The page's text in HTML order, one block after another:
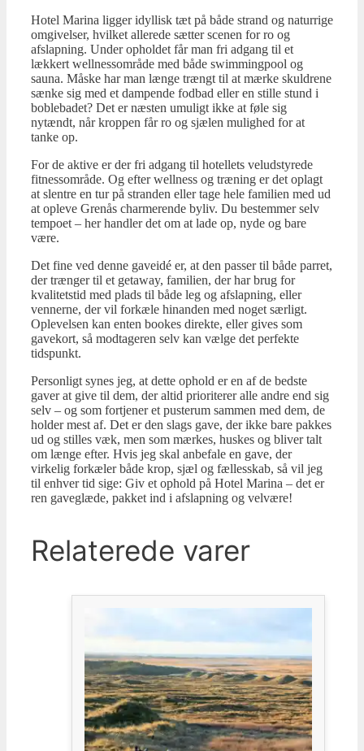
Hotel Marina ligger idyllisk tæt på både strand og naturrige
omgivelser, hvilket allerede sætter scenen for ro og
afslapning. Under opholdet får man fri adgang til et
lækkert wellnessområde med både swimmingpool og
sauna. Måske har man længe trængt til at mærke skuldrene
sænke sig med et dampende fodbad eller en stille stund i
boblebadet? Det er næsten umuligt ikke at føle sig
nytændt, når kroppen får ro og sjælen mulighed for at
tanke op.
For de aktive er der fri adgang til hotellets veludstyrede
fitnessområde. Og efter wellness og træning er det oplagt
at slentre en tur på stranden eller tage hele familien med ud
at opleve Grenås charmerende byliv. Du bestemmer selv
tempoet – her handler det om at lade op, nyde og bare
være.
Det fine ved denne gaveidé er, at den passer til både parret,
der trænger til et getaway, familien, der har brug for
kvalitetstid med plads til både leg og afslapning, eller
vennerne, der vil forkæle hinanden med noget særligt.
Oplevelsen kan enten bookes direkte, eller gives som
gavekort, så modtageren selv kan vælge det perfekte
tidspunkt.
Personligt synes jeg, at dette ophold er en af de bedste
gaver at give til dem, der altid prioriterer alle andre end sig
selv – og som fortjener et pusterum sammen med dem, de
holder mest af. Det er den slags gave, der ikke bare pakkes
ud og stilles væk, men som mærkes, huskes og bliver talt
om længe efter. Hvis jeg skal anbefale en gave, der
virkelig forkæler både krop, sjæl og fællesskab, så vil jeg
til enhver tid sige: Giv et ophold på Hotel Marina – det er
ren gaveglæde, pakket ind i afslapning og velvære!
Relaterede varer